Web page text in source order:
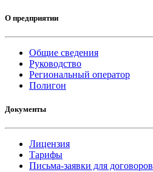
О предприятии
Общие сведения
Руководство
Региональный оператор
Полигон
Документы
Лицензия
Тарифы
Письма-заявки для договоров